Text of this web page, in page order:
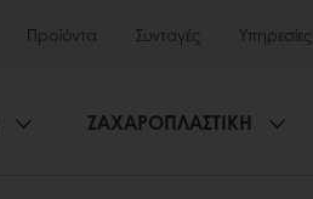
Προϊόντα Συνταγές Υπηρεσίες
ΖΑΧΑΡΟΠΛΑΣΤΙΚΗ